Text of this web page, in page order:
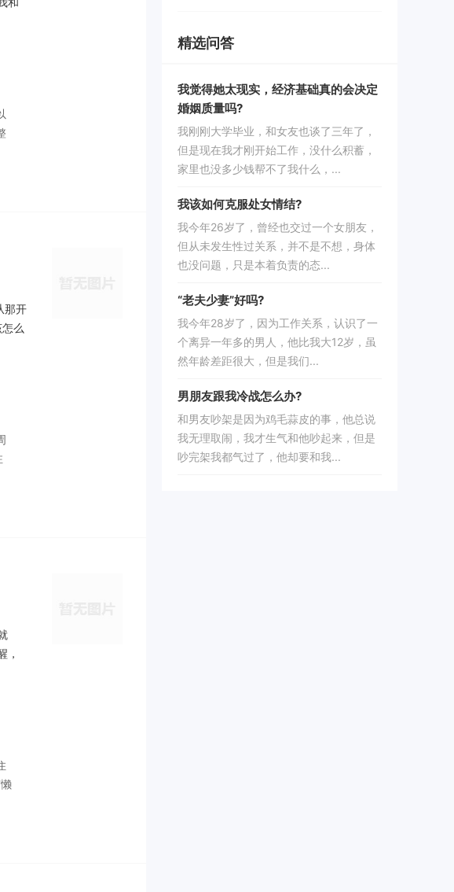
那开
么
，
精选问答
我觉得她太现实，经济基础真的会决定
婚姻质量吗?
我刚刚大学毕业，和女友也谈了三年了，
但是现在我才刚开始工作，没什么积蓄，
家里也没多少钱帮不了我什么，...
我该如何克服处女情结?
我今年26岁了，曾经也交过一个女朋友，
但从未发生性过关系，并不是不想，身体
也没问题，只是本着负责的态...
“老夫少妻”好吗?
我今年28岁了，因为工作关系，认识了一
个离异一年多的男人，他比我大12岁，虽
然年龄差距很大，但是我们...
男朋友跟我冷战怎么办?
和男友吵架是因为鸡毛蒜皮的事，他总说
我无理取闹，我才生气和他吵起来，但是
吵完架我都气过了，他却要和我...